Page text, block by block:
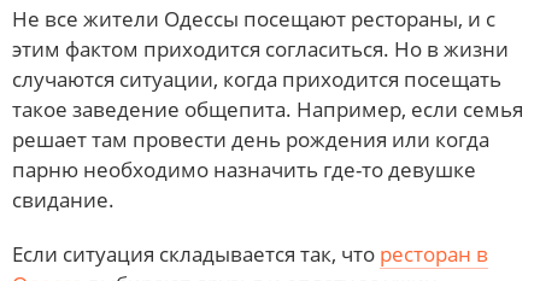
Не все жители Одессы посещают рестораны, и с
этим фактом приходится согласиться. Но в жизни
случаются ситуации, когда приходится посещать
такое заведение общепита. Например, если семья
решает там провести день рождения или когда
парню необходимо назначить где-то девушке
свидание.
Если ситуация складывается так, что ресторан в